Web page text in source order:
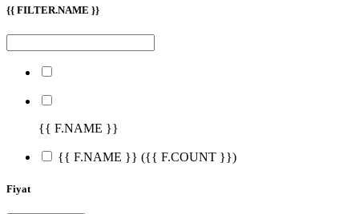
{{ FILTER.NAME }}
{{ F.NAME }}
{{ F.NAME }} ({{ F.COUNT }})
Fiyat